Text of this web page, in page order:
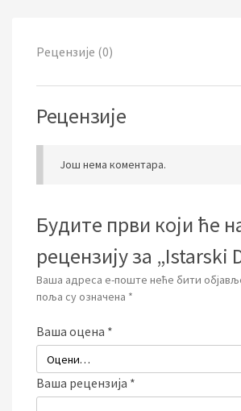
Рецензије (0)
Рецензије
Још нема коментара.
Будите први који ће
рецензију за „Istarski
Ваша адреса е-поште неће бити
поља су означена *
Ваша оцена *
Ваша рецензија *